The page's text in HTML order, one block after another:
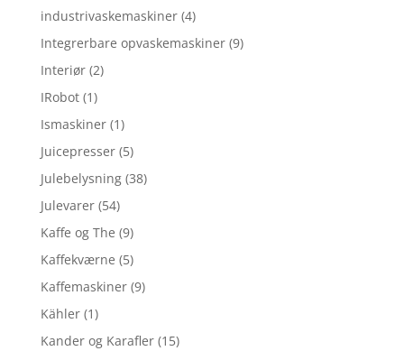
industrivaskemaskiner (4)
Integrerbare opvaskemaskiner (9)
Interiør (2)
IRobot (1)
Ismaskiner (1)
Juicepresser (5)
Julebelysning (38)
Julevarer (54)
Kaffe og The (9)
Kaffekværne (5)
Kaffemaskiner (9)
Kähler (1)
Kander og Karafler (15)